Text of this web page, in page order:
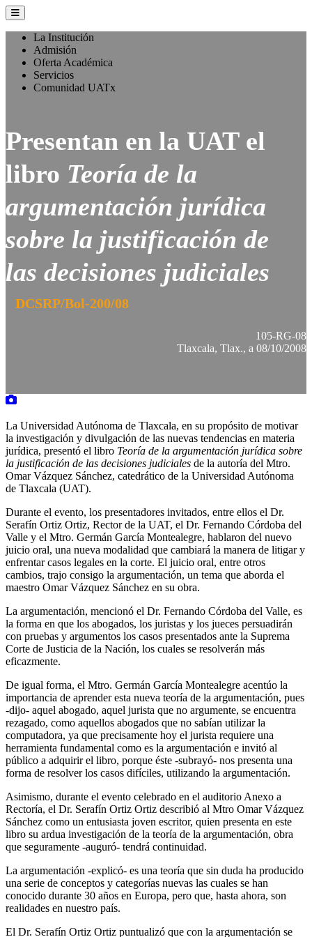
La Institución
Admisión
Oferta Académica
Servicios
Comunidad UATx
Presentan en la UAT el
libro Teoría de la
argumentación jurídica
sobre la justificación de
las decisiones judiciales
DCSRP/Bol-200/08
105-RG-08
Tlaxcala, Tlax., a 08/10/2008
La Universidad Autónoma de Tlaxcala, en su propósito de motivar
la investigación y divulgación de las nuevas tendencias en materia
jurídica, presentó el libro Teoría de la argumentación jurídica sobre
la justificación de las decisiones judiciales de la autoría del Mtro.
Omar Vázquez Sánchez, catedrático de la Universidad Autónoma
de Tlaxcala (UAT).
Durante el evento, los presentadores invitados, entre ellos el Dr.
Serafín Ortiz Ortiz, Rector de la UAT, el Dr. Fernando Córdoba del
Valle y el Mtro. Germán García Montealegre, hablaron del nuevo
juicio oral, una nueva modalidad que cambiará la manera de litigar y
enfrentar casos legales en la corte. El juicio oral, entre otros
cambios, trajo consigo la argumentación, un tema que aborda el
maestro Omar Vázquez Sánchez en su obra.
La argumentación, mencionó el Dr. Fernando Córdoba del Valle, es
la forma en que los abogados, los juristas y los jueces persuadirán
con pruebas y argumentos los casos presentados ante la Suprema
Corte de Justicia de la Nación, los cuales se resolverán más
eficazmente.
De igual forma, el Mtro. Germán García Montealegre acentúo la
importancia de aprender esta nueva teoría de la argumentación, pues
-dijo- aquel abogado, aquel jurista que no argumente, se encuentra
rezagado, como aquellos abogados que no sabían utilizar la
computadora, ya que precisamente hoy el jurista requiere una
herramienta fundamental como es la argumentación e invitó al
público a adquirir el libro, porque éste -subrayó- nos presenta una
forma de resolver los casos difíciles, utilizando la argumentación.
Asimismo, durante el evento celebrado en el auditorio Anexo a
Rectoría, el Dr. Serafín Ortiz Ortiz describió al Mtro Omar Vázquez
Sánchez como un entusiasta joven escritor, quien presenta en este
libro su ardua investigación de la teoría de la argumentación, obra
que seguramente -auguró- tendrá continuidad.
La argumentación -explicó- es una teoría que sin duda ha producido
una serie de conceptos y categorías nuevas las cuales se han
conocido durante 30 años en Europa, pero que, hasta ahora, son
realidades en nuestro país.
El Dr. Serafín Ortiz Ortiz puntualizó que con la argumentación se